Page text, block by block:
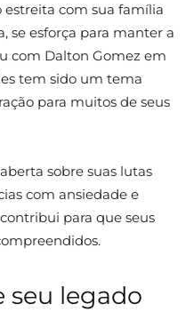
com sua família
se esforça para manter a
com Dalton Gomez em
tem sido um tema
para muitos de seus
sobre suas lutas
com ansiedade e
para que seus
seu legado